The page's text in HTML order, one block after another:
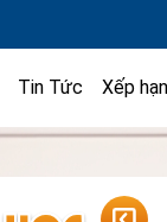
Tin Tức Xếp